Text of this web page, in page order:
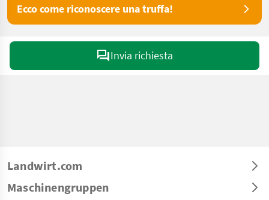
Ecco come riconoscere una truffa!
Invia richiesta
Landwirt.com
Maschinengruppen